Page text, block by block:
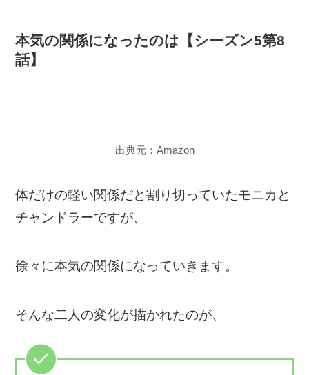
本気の関係になったのは【シーズン5第8
話】
出典元：Amazon
体だけの軽い関係だと割り切っていたモニカと
チャンドラーですが、
徐々に本気の関係になっていきます。
そんな二人の変化が描かれたのが、